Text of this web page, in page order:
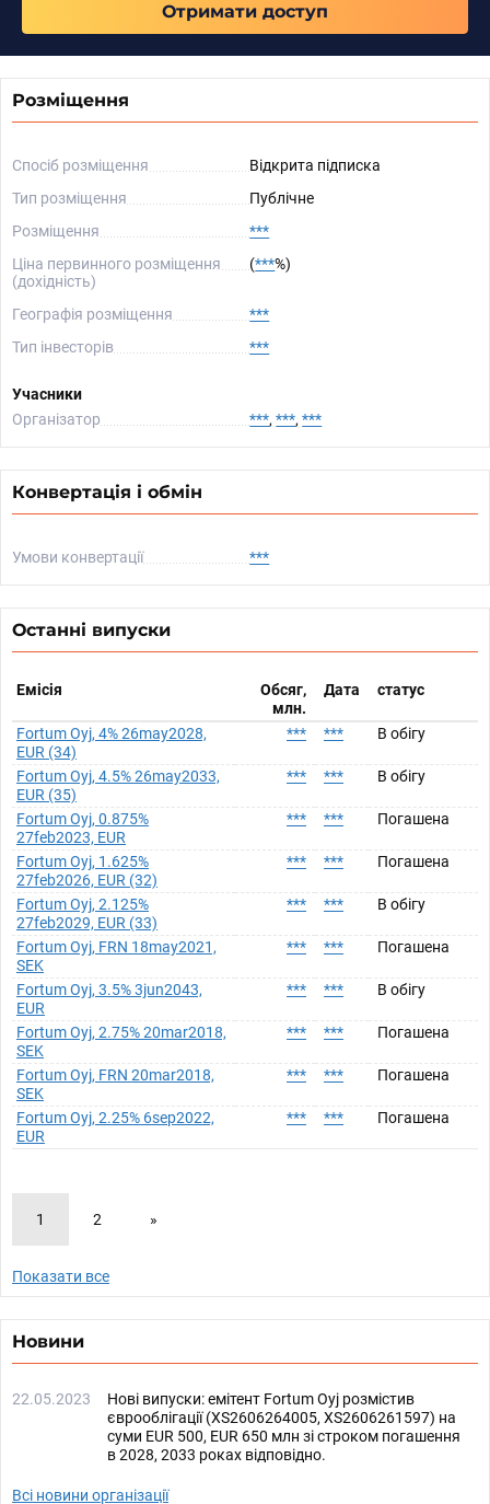
Отримати доступ
Розміщення
Спосіб розміщення
Відкрита підписка
Тип розміщення
Публічне
Розміщення
***
Ціна первинного розміщення
(дохідність)
(***%)
Географія розміщення
***
Тип інвесторів
***
Учасники
Організатор
***, ***, ***
Конвертація і обмін
Умови конвертації ***
Останні випуски
Емісія
Обсяг,
млн.
Дата статус
Fortum Oyj, 4% 26may2028,
EUR (34)
*** *** В обігу
Fortum Oyj, 4.5% 26may2033,
EUR (35)
*** *** В обігу
Fortum Oyj, 0.875%
27feb2023, EUR
*** *** Погашена
Fortum Oyj, 1.625%
27feb2026, EUR (32)
*** *** Погашена
Fortum Oyj, 2.125%
27feb2029, EUR (33)
*** *** В обігу
Fortum Oyj, FRN 18may2021,
SEK
*** *** Погашена
Fortum Oyj, 3.5% 3jun2043,
EUR
*** *** В обігу
Fortum Oyj, 2.75% 20mar2018,
SEK
*** *** Погашена
Fortum Oyj, FRN 20mar2018,
SEK
*** *** Погашена
Fortum Oyj, 2.25% 6sep2022,
EUR
*** *** Погашена
1 2 »
Показати все
Новини
22.05.2023
Нові випуски: емітент Fortum Oyj розмістив
єврооблігації (XS2606264005, XS2606261597) на
суми EUR 500, EUR 650 млн зі строком погашення
в 2028, 2033 роках відповідно.
Всі новини організації